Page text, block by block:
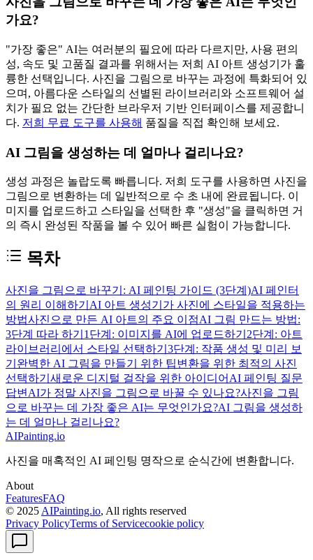
가요?
"가장 좋은" AI는 여러분의 필요에 따라 다르지만, 사용 편의
성, 속도 및 고품질 결과를 위해서는 저희 AI 아트 생성기가 훌
륭한 선택입니다. 사진을 그림으로 바꾸는 과정에 특화되어 있
으며, 아름다운 스타일의 선별된 라이브러리와 소프트웨어 설
치가 필요 없는 간단한 브라우저 기반 인터페이스를 제공합니
다. 저희 무료 도구를 사용해 품질을 직접 확인해 보세요.
AI 그림을 생성하는 데 얼마나 걸리나요?
생성 과정은 놀랍도록 빠릅니다. 저희 도구를 사용하면 사진을
그림으로 변환하는 데 일반적으로 수 초 내에 완료됩니다. 이
미지를 업로드하고 스타일을 선택한 후 "생성"을 클릭하면 거
의 즉시 완성된 작품을 볼 수 있어 빠른 실험이 가능합니다.
목차
사진을 그림으로 바꾸기: AI 페인팅 가이드 (3단계)AI 페인터
의 원리 이해하기 AI 아트 생성기가 사진에 스타일을 적용하는
방법사진으로 만든 AI 아트의 주요 이점AI 그림 만드는 방법:
3단계 따라 하기 1단계: 이미지를 AI에 업로드하기 2단계: 아트
라이브러리에서 스타일 선택하기 3단계: 작품 생성 및 미리 보
기 완벽한 AI 그림을 만들기 위한 팁변환을 위한 최적의 사진
선택하기 새로운 디지털 걸작을 위한 아이디어 AI 페인팅 질문
답변 AI가 정말 사진을 그림으로 바꿀 수 있나요?사진을 그림
으로 바꾸는 데 가장 좋은 AI는 무엇인가요?AI 그림을 생성하
는 데 얼마나 걸리나요?
AIPainting.io
사진을 매혹적인 AI 페인팅 명작으로 순식간에 변환합니다.
About
FeaturesFAQ
© 2025 AIPainting.io, All rights reserved
Privacy PolicyTerms of Servicecookie policy